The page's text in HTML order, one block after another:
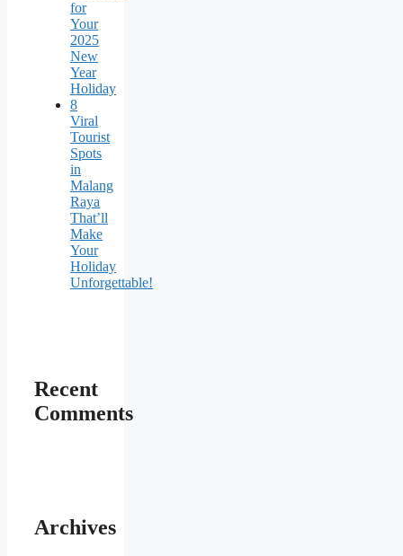
for
Your
2025
New
Year
Holiday
8
Viral
Tourist
Spots
in
Malang
Raya
That’ll
Make
Your
Holiday
Unforgettable!
Recent
Comments
Archives